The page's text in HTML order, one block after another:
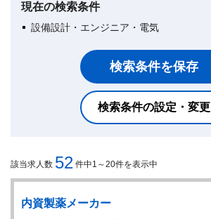
現在の検索条件
設備設計・エンジニア・電気
検索条件を保存
検索条件の設定・変更
該当求人数 52 件中1～20件を表示中
内資製薬メーカー